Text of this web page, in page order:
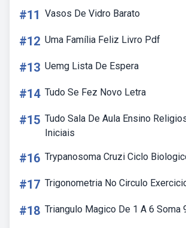
#11 Vasos De Vidro Barato
#12 Uma Família Feliz Livro Pdf
#13 Uemg Lista De Espera
#14 Tudo Se Fez Novo Letra
#15 Tudo Sala De Aula Ensino
Iniciais
#16 Trypanosoma Cruzi Ciclo
#17 Trigonometria No Circulo
#18 Triangulo Magico De 1 A 6 Soma